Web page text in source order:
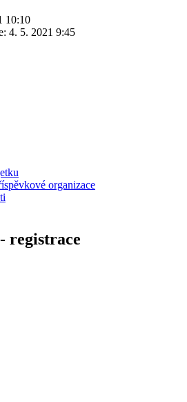
10:10
4. 5. 2021 9:45
organizace
registrace